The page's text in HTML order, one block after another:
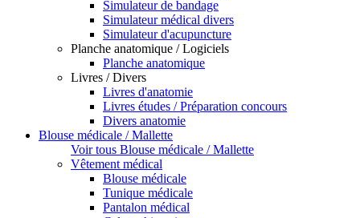
Simulateur de bandage
Simulateur médical divers
Simulateur d'acupuncture
Planche anatomique / Logiciels
Planche anatomique
Livres / Divers
Livres d'anatomie
Livres études / Préparation concours
Divers anatomie
Blouse médicale / Mallette
Voir tous Blouse médicale / Mallette
Vêtement médical
Blouse médicale
Tunique médicale
Pantalon médical